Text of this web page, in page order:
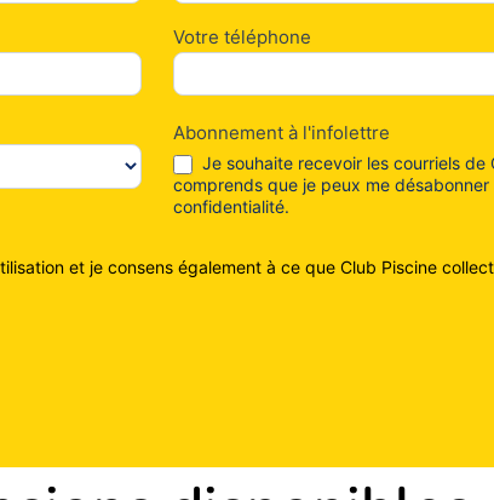
Votre téléphone
Abonnement à l'infolettre
Je souhaite recevoir les courriels
comprends que je peux me désabonner
confidentialité.
et je consens également à ce que Club Piscine